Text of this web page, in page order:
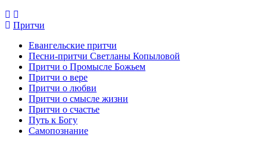
Притчи
Евангельские притчи
Песни-притчи Светланы Копыловой
Притчи о Промысле Божьем
Притчи о вере
Притчи о любви
Притчи о смысле жизни
Притчи о счастье
Путь к Богу
Самопознание